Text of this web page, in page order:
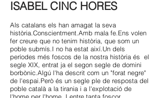
ISABEL CINC HORES
Als catalans els han amagat la seva
història.Conscientment.Amb mala fe.Ens volen
fer creure que no tenim història, que som un
poble submís.I no ha estat així.Un dels
períodes més foscos de la nostra història és el
segle XIX, entrat ja el segon segle de domini
borbònic.Algú l'ha descrit com un "forat negre"
de l'espai.Però és un segle ple de resposta del
poble català a la tirania i a l'explotació de